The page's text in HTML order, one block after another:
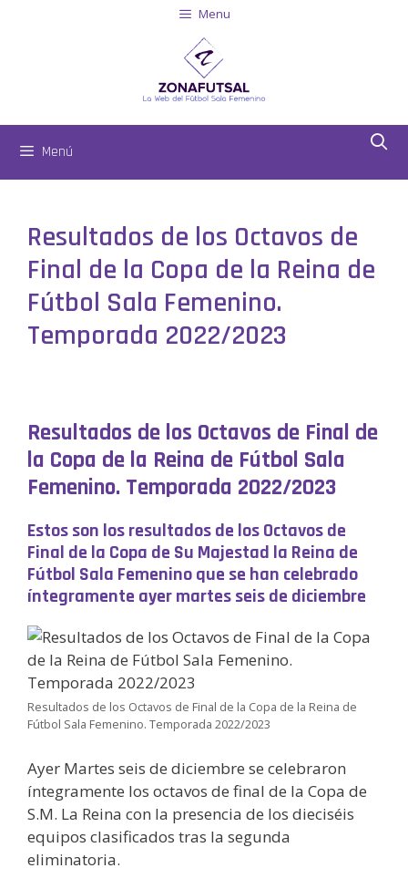
Menu
Menú
Resultados de los Octavos de
Final de la Copa de la Reina de
Fútbol Sala Femenino.
Temporada 2022/2023
Resultados de los Octavos de Final de
la Copa de la Reina de Fútbol Sala
Femenino. Temporada 2022/2023
Estos son los resultados de los Octavos de
Final de la Copa de Su Majestad la Reina de
Fútbol Sala Femenino que se han celebrado
íntegramente ayer martes seis de diciembre
Resultados de los Octavos de Final de la Copa de la Reina de
Fútbol Sala Femenino. Temporada 2022/2023
Ayer Martes seis de diciembre se celebraron
íntegramente los octavos de final de la Copa de
S.M. La Reina con la presencia de los dieciséis
equipos clasificados tras la segunda
eliminatoria.